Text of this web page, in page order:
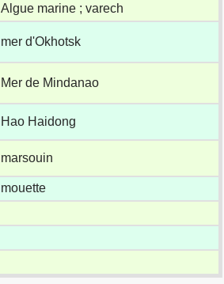
Algue marine ; varech
mer d'Okhotsk
Mer de Mindanao
Hao Haidong
marsouin
mouette